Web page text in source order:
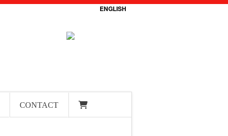
ENGLISH
CONTACT